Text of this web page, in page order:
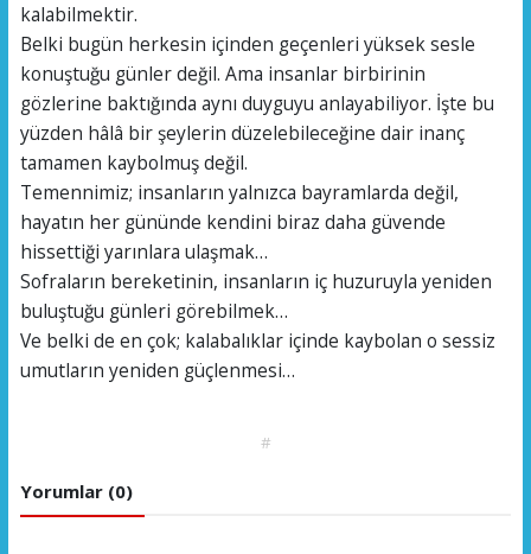
kalabilmektir.
Belki bugün herkesin içinden geçenleri yüksek sesle
konuştuğu günler değil. Ama insanlar birbirinin
gözlerine baktığında aynı duyguyu anlayabiliyor. İşte bu
yüzden hâlâ bir şeylerin düzelebileceğine dair inanç
tamamen kaybolmuş değil.
Temennimiz; insanların yalnızca bayramlarda değil,
hayatın her gününde kendini biraz daha güvende
hissettiği yarınlara ulaşmak…
Sofraların bereketinin, insanların iç huzuruyla yeniden
buluştuğu günleri görebilmek…
Ve belki de en çok; kalabalıklar içinde kaybolan o sessiz
umutların yeniden güçlenmesi…
#
Yorumlar (0)